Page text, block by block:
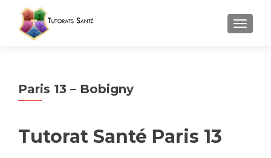
Paris 13 – Bobigny
Tutorat Santé Paris 13